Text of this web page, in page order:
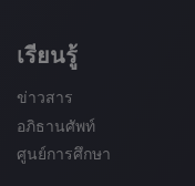
เรียนรู้
ข่าวสาร
อภิธานศัพท์
ศูนย์การศึกษา